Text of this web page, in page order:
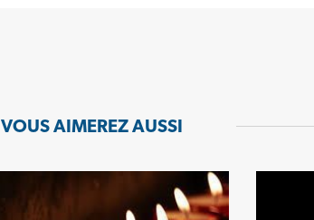
VOUS AIMEREZ AUSSI